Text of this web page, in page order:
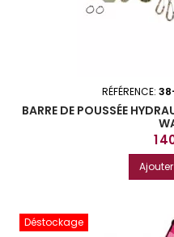
RÉFÉRENCE:
BARRE DE POUSSÉE
Prix
1
Déstockage